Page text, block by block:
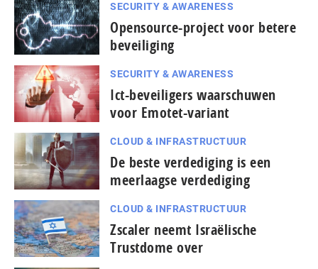
SECURITY & AWARENESS
Opensource-project voor betere
beveiliging
SECURITY & AWARENESS
Ict-beveiligers waarschuwen
voor Emotet-variant
CLOUD & INFRASTRUCTUUR
De beste verdediging is een
meerlaagse verdediging
CLOUD & INFRASTRUCTUUR
Zscaler neemt Israëlische
Trustdome over